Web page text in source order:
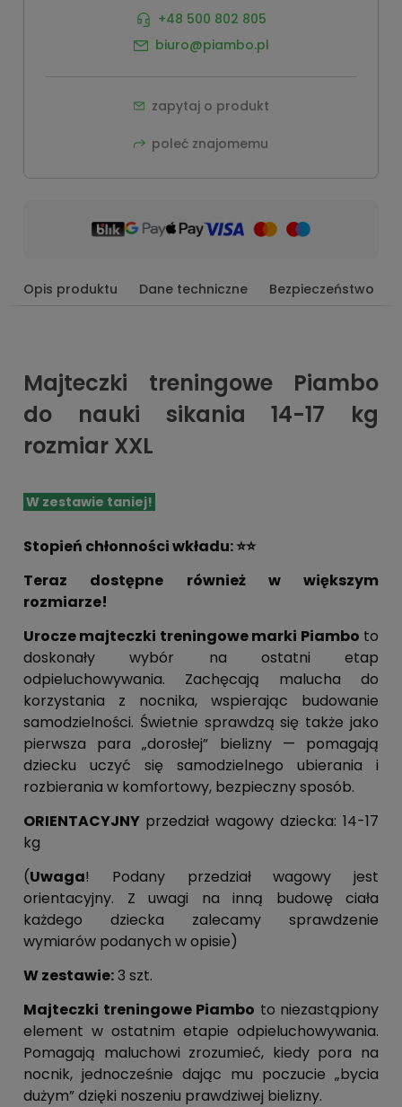
+48 500 802 805
biuro@piambo.pl
zapytaj o produkt
poleć znajomemu
Opis produktu Dane techniczne Bezpieczeństwo
Majteczki treningowe Piambo
do nauki sikania 14-17 kg
rozmiar XXL
W zestawie taniej!
Stopień chłonności wkładu: ⭐⭐
Teraz dostępne również w większym
rozmiarze!
Urocze majteczki treningowe marki Piambo to
doskonały wybór na ostatni etap
odpieluchowywania. Zachęcają malucha do
korzystania z nocnika, wspierając budowanie
samodzielności. Świetnie sprawdzą się także jako
pierwsza para „dorosłej” bielizny — pomagają
dziecku uczyć się samodzielnego ubierania i
rozbierania w komfortowy, bezpieczny sposób.
ORIENTACYJNY przedział wagowy dziecka: 14-17
kg
(Uwaga! Podany przedział wagowy jest
orientacyjny. Z uwagi na inną budowę ciała
każdego dziecka zalecamy sprawdzenie
wymiarów podanych w opisie)
W zestawie:3 szt.
Majteczki treningowe Piambo to niezastąpiony
element w ostatnim etapie odpieluchowywania.
Pomagają maluchowi zrozumieć, kiedy pora na
nocnik, jednocześnie dając mu poczucie „bycia
dużym” dzięki noszeniu prawdziwej bielizny.